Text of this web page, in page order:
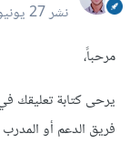
نشر27 يونيو 2025
مرحباً،
يرحى كتابة تعليقك
فريق الدعم أو